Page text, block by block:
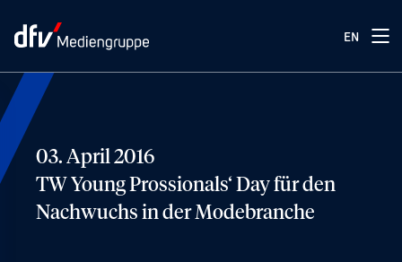
EN
03. April 2016
TW Young Prossionals‘ Day für den
Nachwuchs in der Modebranche